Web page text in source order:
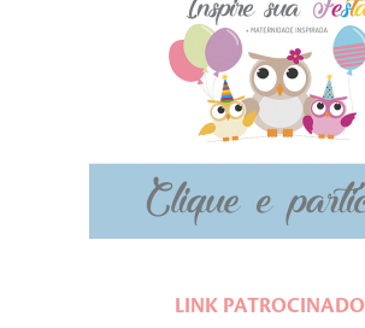
LINK PATROCINADO